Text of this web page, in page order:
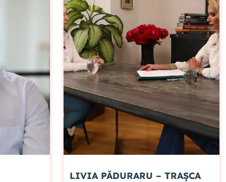
VIDEO EXCLUSIV ABONAȚILOR
13. Simptome de menopauză vs boli
cardiologice
VIDEO EXCLUSIV ABONAȚILOR
14. Beneficii substituție hormonală vs
cardiologie
VIDEO EXCLUSIV ABONAȚILOR
hormonală vs boli cardiovasculare
LIVIA PĂDURARU – TRAȘCA